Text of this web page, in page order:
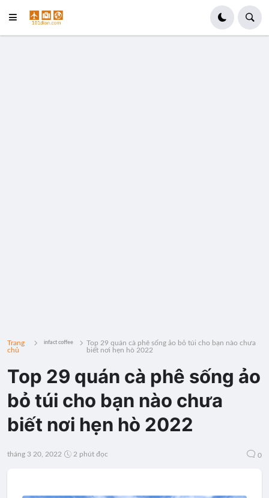
Trang
chủ
infact coffee
Top 29 quán cà phê sống ảo bỏ túi cho bạn nào chưa
biết nơi hẹn hò 2022
Top 29 quán cà phê sống ảo
bỏ túi cho bạn nào chưa
biết nơi hẹn hò 2022
tháng 3 20, 2022 2 phút đọc 0